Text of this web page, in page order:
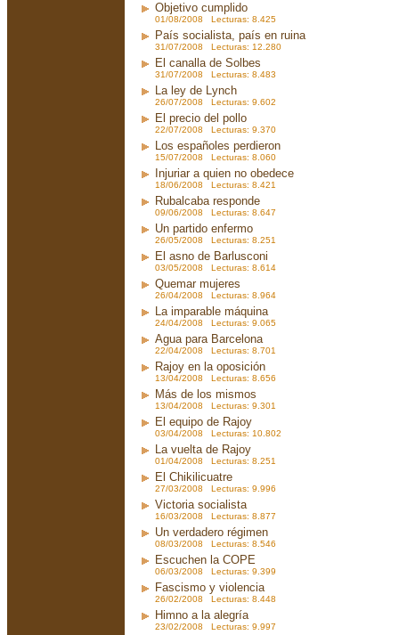
Objetivo cumplido
01/08/2008 Lecturas: 8.425
País socialista, país en ruina
31/07/2008 Lecturas: 12.280
El canalla de Solbes
31/07/2008 Lecturas: 8.483
La ley de Lynch
26/07/2008 Lecturas: 9.602
El precio del pollo
22/07/2008 Lecturas: 9.370
Los españoles perdieron
15/07/2008 Lecturas: 8.060
Injuriar a quien no obedece
18/06/2008 Lecturas: 8.421
Rubalcaba responde
09/06/2008 Lecturas: 8.647
Un partido enfermo
26/05/2008 Lecturas: 8.251
El asno de Barlusconi
03/05/2008 Lecturas: 8.614
Quemar mujeres
26/04/2008 Lecturas: 8.964
La imparable máquina
24/04/2008 Lecturas: 9.065
Agua para Barcelona
22/04/2008 Lecturas: 8.701
Rajoy en la oposición
13/04/2008 Lecturas: 8.656
Más de los mismos
13/04/2008 Lecturas: 9.301
El equipo de Rajoy
03/04/2008 Lecturas: 10.802
La vuelta de Rajoy
01/04/2008 Lecturas: 8.251
El Chikilicuatre
27/03/2008 Lecturas: 9.996
Victoria socialista
16/03/2008 Lecturas: 8.877
Un verdadero régimen
08/03/2008 Lecturas: 8.546
Escuchen la COPE
06/03/2008 Lecturas: 9.399
Fascismo y violencia
26/02/2008 Lecturas: 8.448
Himno a la alegría
23/02/2008 Lecturas: 9.997